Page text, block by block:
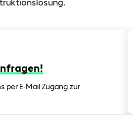
per E-Mail Zugang zur